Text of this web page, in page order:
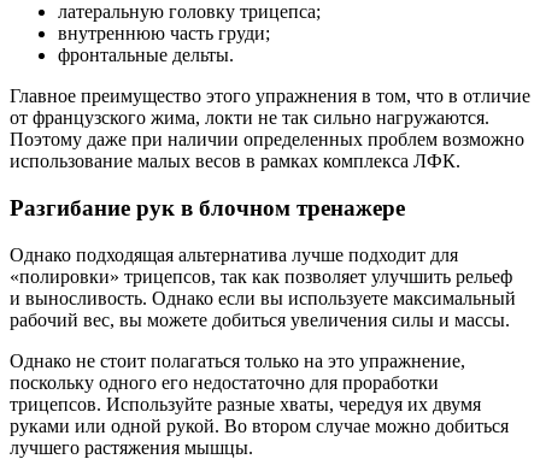
латеральную головку трицепса;
внутреннюю часть груди;
фронтальные дельты.
Главное преимущество этого упражнения в том, что в отличие
от французского жима, локти не так сильно нагружаются.
Поэтому даже при наличии определенных проблем возможно
использование малых весов в рамках комплекса ЛФК.
Разгибание рук в блочном тренажере
Однако подходящая альтернатива лучше подходит для
«полировки» трицепсов, так как позволяет улучшить рельеф
и выносливость. Однако если вы используете максимальный
рабочий вес, вы можете добиться увеличения силы и массы.
Однако не стоит полагаться только на это упражнение,
поскольку одного его недостаточно для проработки
трицепсов. Используйте разные хваты, чередуя их двумя
руками или одной рукой. Во втором случае можно добиться
лучшего растяжения мышцы.